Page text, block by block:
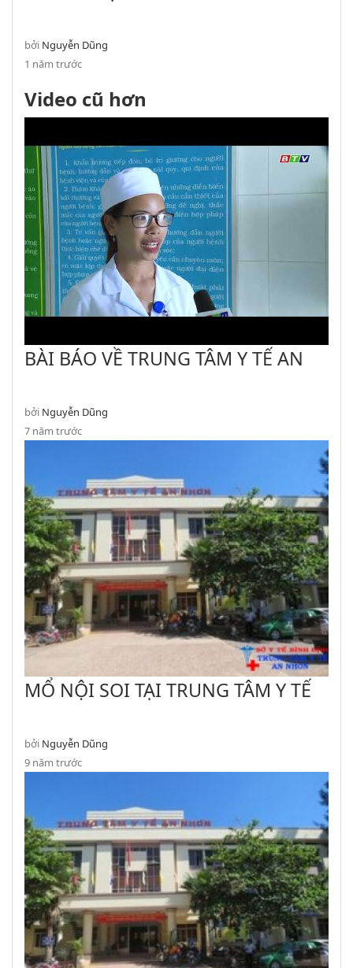
bởi Nguyễn Dũng
1 năm trước
Video cũ hơn
BÀI BÁO VỀ TRUNG TÂM Y TẾ AN
bởi Nguyễn Dũng
7 năm trước
MỔ NỘI SOI TẠI TRUNG TÂM Y TẾ
bởi Nguyễn Dũng
9 năm trước